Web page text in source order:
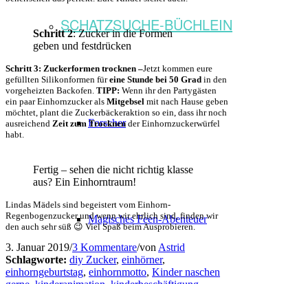
SCHATZSUCHE-BÜCHLEIN
Forscher
Magisches Feen-Abenteuer
Schritt 2: Zucker in die Formen
geben und festdrücken
Schritt 3: Zuckerformen trocknen –Jetzt kommen eure
gefüllten Silikonformen füreine Stunde bei 50 Grad in den
vorgeheizten Backofen. TIPP: Wenn ihr den Partygästen
ein paar Einhornzucker als Mitgebsel mit nach Hause geben
möchtet, plant die Zuckerbäckeraktion so ein, dass ihr noch
ausreichend Zeit zum Trocknender Einhornzuckerwürfel
habt.
Fertig – sehen die nicht richtig klasse
aus? Ein Einhorntraum!
Lindas Mädels sind begeistert vom Einhorn-
Regenbogenzucker und wenn wir ehrlich sind, finden wir
den auch sehr süß 😉 Viel Spaß beim Ausprobieren.
3. Januar 2019/3 Kommentare/vonAstrid
Schlagworte: diy Zucker, einhörner,
einhorngeburtstag, einhornmotto, Kinder naschen